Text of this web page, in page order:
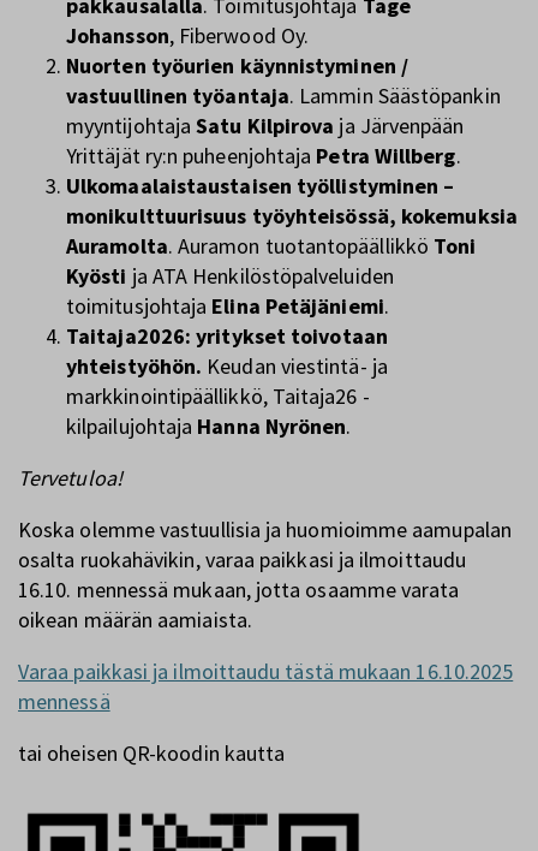
pakkausalalla. Toimitusjohtaja Tage
Johansson, Fiberwood Oy.
Nuorten työurien käynnistyminen /
vastuullinen työantaja. Lammin Säästöpankin
myyntijohtajaSatu Kilpirova ja Järvenpään
Yrittäjät ry:n puheenjohtaja Petra Willberg.
Ulkomaalaistaustaisen työllistyminen –
monikulttuurisuus työyhteisössä, kokemuksia
Auramolta. Auramon tuotantopäällikkö Toni
Kyösti ja ATA Henkilöstöpalveluiden
toimitusjohtaja Elina Petäjäniemi.
Taitaja2026: yritykset toivotaan
yhteistyöhön. Keudan viestintä- ja
markkinointipäällikkö, Taitaja26 -
kilpailujohtaja Hanna Nyrönen.
Tervetuloa!
Koska olemme vastuullisia ja huomioimme aamupalan
osalta ruokahävikin, varaa paikkasi ja ilmoittaudu
16.10. mennessä mukaan, jotta osaamme varata
oikean määrän aamiaista.
Varaa paikkasi ja ilmoittaudu tästä mukaan 16.10.2025
mennessä
tai oheisen QR-koodin kautta